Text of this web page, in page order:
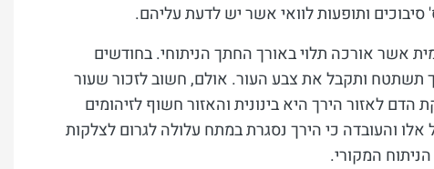
ותופעות לוואי אשר יש לדעת עליהם.
אשר אורכה תלוי באורך החתך הניתוחי. בחודשים
ותקבל את צבע העור. אולם, חשוב לזכור שעור
לאזור הירך היא בינונית והאזור חשוף לזיהומים
והעובדה כי הירך נסגרת במתח עלולה לגרום לצלקות
המקורי.